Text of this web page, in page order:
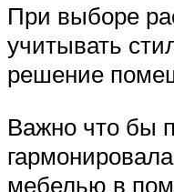
При выборе
учитывать
решение
Важно что бы
мебелью в